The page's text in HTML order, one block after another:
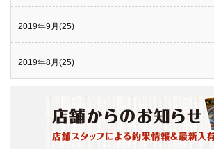
2019年9月(25)
2019年8月(25)